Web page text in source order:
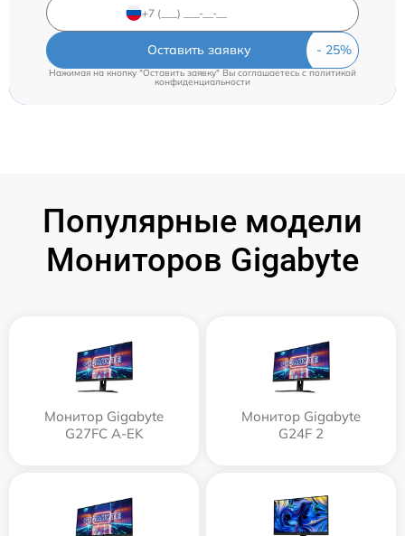
Оставить заявку
Нажимая на кнопку "Оставить заявку" Вы соглашаетесь c политикой
конфиденциальности
Популярные модели
Мониторов Gigabyte
Монитор Gigabyte
G27FC A-EK
Монитор Gigabyte
G24F 2